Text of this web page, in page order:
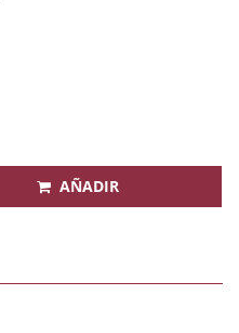
AÑADIR